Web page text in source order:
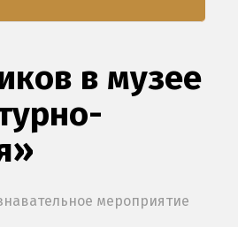
в музее
мероприятие